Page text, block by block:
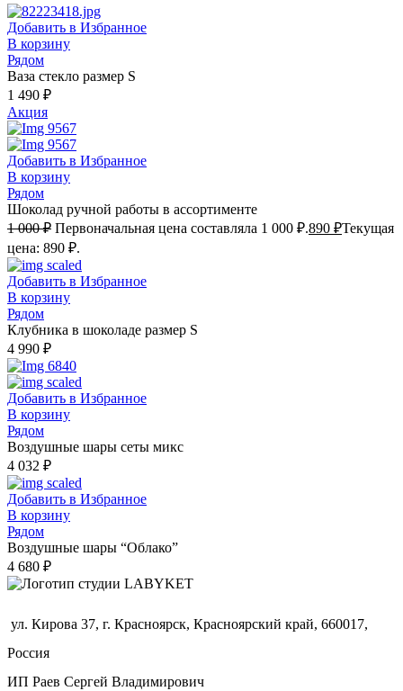
Добавить в Избранное
В корзину
Рядом
Ваза стекло размер S
1 490 ₽
Акция
Добавить в Избранное
В корзину
Рядом
Шоколад ручной работы в ассортименте
1 000₽ Первоначальная цена составляла 1 000 ₽.890 ₽Текущая
цена: 890 ₽.
Добавить в Избранное
В корзину
Рядом
Клубника в шоколаде размер S
4 990 ₽
Добавить в Избранное
В корзину
Рядом
Воздушные шары сеты микс
4 032 ₽
Добавить в Избранное
В корзину
Рядом
Воздушные шары “Облако”
4 680 ₽
ул. Кирова 37, г. Красноярск, Красноярский край, 660017,
Россия
ИП Раев Сергей Владимирович